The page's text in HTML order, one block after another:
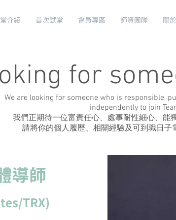
介紹 首次試堂 會員專區 師資團隊 關
for
We are looking for someone who is responsible,
independently to join
我們正期待一位富責任心、處事耐性細心、能
請將你的個人履歷、相關經驗及可到職日子
導師
TRX)